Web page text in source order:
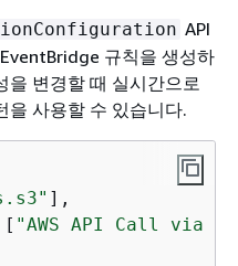
API
규칙을 생성하
을 변경할 때 실시간으로
을 사용할 수 있습니다.
],
[ "AWS API Call via